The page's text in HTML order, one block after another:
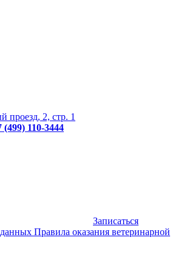
проезд, 2, стр. 1
(499) 110-3444
Записаться
Правила оказания ветеринарной